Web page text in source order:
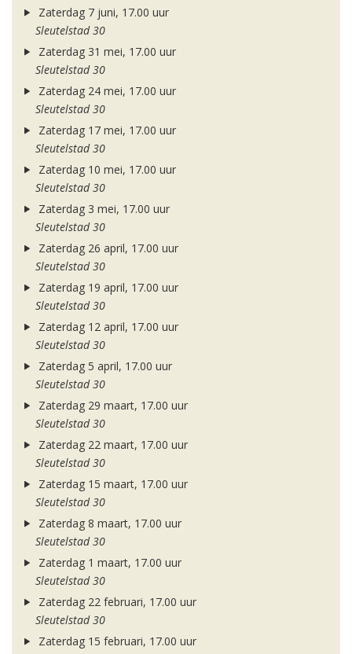
Zaterdag 7 juni, 17.00 uur
Sleutelstad 30
Zaterdag 31 mei, 17.00 uur
Sleutelstad 30
Zaterdag 24 mei, 17.00 uur
Sleutelstad 30
Zaterdag 17 mei, 17.00 uur
Sleutelstad 30
Zaterdag 10 mei, 17.00 uur
Sleutelstad 30
Zaterdag 3 mei, 17.00 uur
Sleutelstad 30
Zaterdag 26 april, 17.00 uur
Sleutelstad 30
Zaterdag 19 april, 17.00 uur
Sleutelstad 30
Zaterdag 12 april, 17.00 uur
Sleutelstad 30
Zaterdag 5 april, 17.00 uur
Sleutelstad 30
Zaterdag 29 maart, 17.00 uur
Sleutelstad 30
Zaterdag 22 maart, 17.00 uur
Sleutelstad 30
Zaterdag 15 maart, 17.00 uur
Sleutelstad 30
Zaterdag 8 maart, 17.00 uur
Sleutelstad 30
Zaterdag 1 maart, 17.00 uur
Sleutelstad 30
Zaterdag 22 februari, 17.00 uur
Sleutelstad 30
Zaterdag 15 februari, 17.00 uur